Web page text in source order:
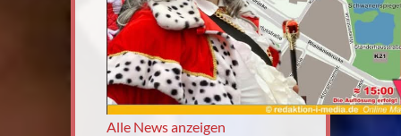
Alle News anzeigen